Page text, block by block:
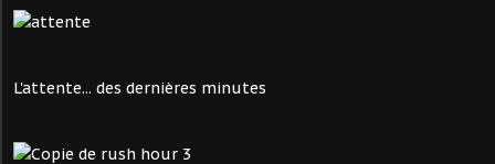
L'attente... des dernières minutes